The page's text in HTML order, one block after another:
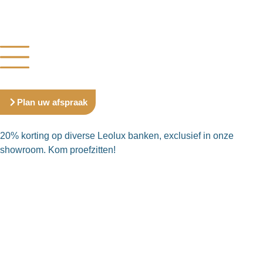
Plan uw afspraak
20% korting op diverse Leolux banken, exclusief in onze
showroom. Kom proefzitten!